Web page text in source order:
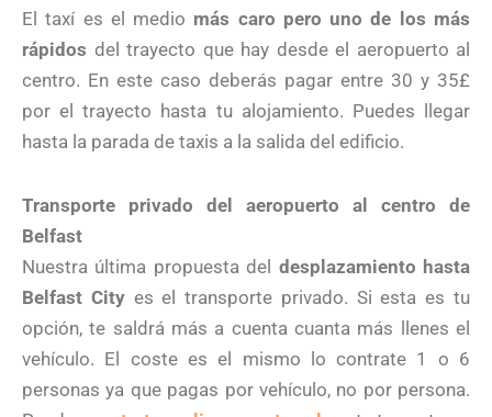
El taxí es el medio más caro pero uno de los más
rápidos del trayecto que hay desde el aeropuerto al
centro. En este caso deberás pagar entre 30 y 35£
por el trayecto hasta tu alojamiento. Puedes llegar
hasta la parada de taxis a la salida del edificio.
Transporte privado del aeropuerto al centro de
Belfast
Nuestra última propuesta del desplazamiento hasta
Belfast Cityes el transporte privado. Si esta es tu
opción, te saldrá más a cuenta cuanta más llenes el
vehículo. El coste es el mismo lo contrate 1 o 6
personas ya que pagas por vehículo, no por persona.